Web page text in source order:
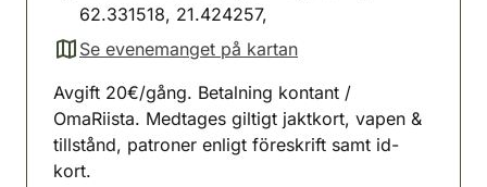
62.331518, 21.424257,
Se evenemanget på kartan
(avautuu uuteen välilehteen)
Avgift 20€/gång. Betalning kontant /
OmaRiista. Medtages giltigt jaktkort, vapen &
tillstånd, patroner enligt föreskrift samt id-
kort.